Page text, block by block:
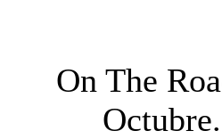
On The